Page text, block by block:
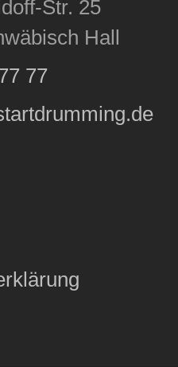
Str. 25
Hall
77